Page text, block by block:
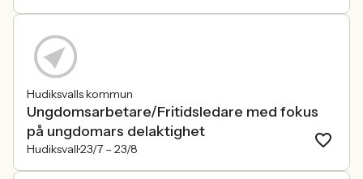
Hudiksvalls kommun
Ungdomsarbetare/Fritidsledare med fokus
på ungdomars delaktighet
Hudiksvall23/7 – 23/8